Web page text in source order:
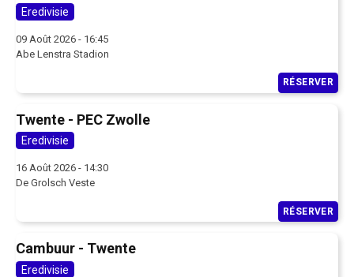
Eredivisie
09 Août 2026 - 16:45
Abe Lenstra Stadion
RÉSERVER
Twente - PEC Zwolle
Eredivisie
16 Août 2026 - 14:30
De Grolsch Veste
RÉSERVER
Cambuur - Twente
Eredivisie